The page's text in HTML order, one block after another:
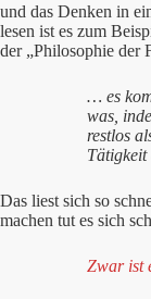
und das Denken in
lesen ist es zum
der „Philosophie der
… es
was,
restlos
Tätigkeit
Das liest sich so
machen tut es sich
Zwar ist